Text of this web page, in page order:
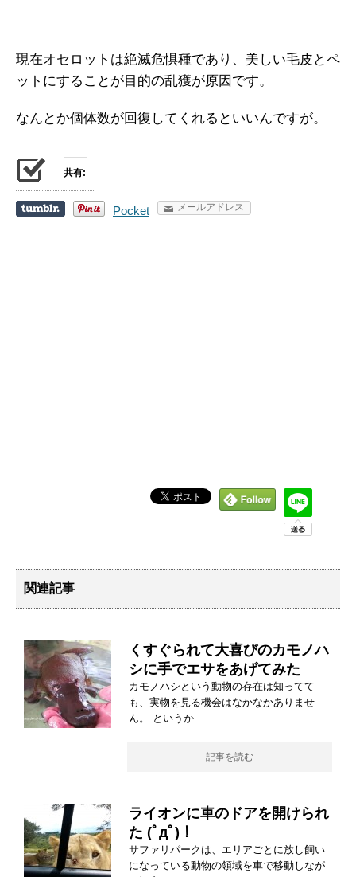
現在オセロットは絶滅危惧種であり、美しい毛皮とペ
ットにすることが目的の乱獲が原因です。
なんとか個体数が回復してくれるといいんですが。
共有:
Pocket メールアドレス
関連記事
くすぐられて大喜びのカモノハ
シに手でエサをあげてみた
カモノハシという動物の存在は知ってて
も、実物を見る機会はなかなかありませ
ん。 というか
記事を読む
ライオンに車のドアを開けられ
た (ﾟдﾟ)！
サファリパークは、エリアごとに放し飼い
になっている動物の領域を車で移動しなが